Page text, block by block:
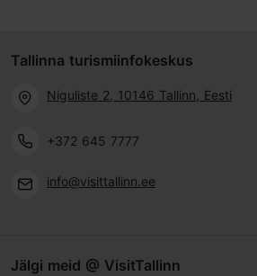
Tallinna turismiinfokeskus
Niguliste 2, 10146 Tallinn, Eesti
+372 645 7777
info@visittallinn.ee
Jälgi meid @ VisitTallinn